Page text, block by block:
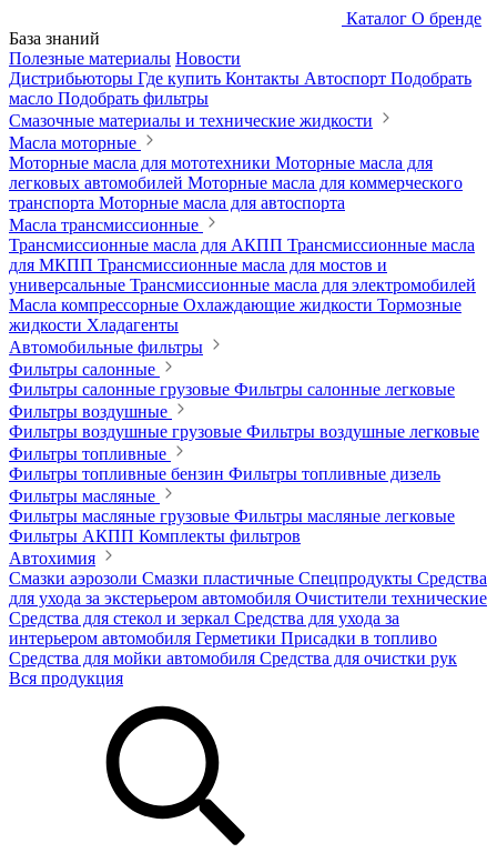
Каталог О бренде
База знаний
Полезные материалы Новости
Дистрибьюторы Где купить Контакты Автоспорт Подобрать
масло Подобрать фильтры
Смазочные материалы и технические жидкости
Масла моторные
Моторные масла для мототехники Моторные масла для
легковых автомобилей Моторные масла для коммерческого
транспорта Моторные масла для автоспорта
Масла трансмиссионные
Трансмиссионные масла для АКПП Трансмиссионные масла
для МКПП Трансмиссионные масла для мостов и
универсальные Трансмиссионные масла для электромобилей
Масла компрессорные Охлаждающие жидкости Тормозные
жидкости Хладагенты
Автомобильные фильтры
Фильтры салонные
Фильтры салонные грузовые Фильтры салонные легковые
Фильтры воздушные
Фильтры воздушные грузовые Фильтры воздушные легковые
Фильтры топливные
Фильтры топливные бензин Фильтры топливные дизель
Фильтры масляные
Фильтры масляные грузовые Фильтры масляные легковые
Фильтры АКПП Комплекты фильтров
Автохимия
Смазки аэрозоли Смазки пластичные Спецпродукты Средства
для ухода за экстерьером автомобиля Очистители технические
Средства для стекол и зеркал Средства для ухода за
интерьером автомобиля Герметики Присадки в топливо
Средства для мойки автомобиля Средства для очистки рук
Вся продукция